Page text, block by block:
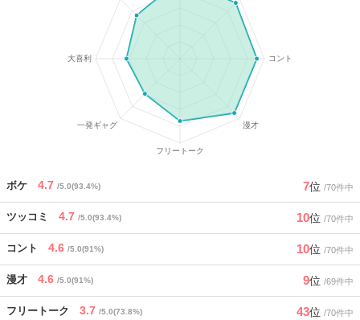
ボケ 4.7 /5.0(93.4%) 7位 /70件中
ツッコミ 4.7 /5.0(93.4%) 10位 /70件中
コント 4.6 /5.0(91%) 10位 /70件中
漫才 4.6 /5.0(91%) 9位 /69件中
フリートーク 3.7 /5.0(73.8%) 43位 /70件中